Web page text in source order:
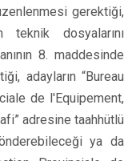
gerektiği,
teknik dosyalarını
8. maddesinde
adayların “Bureau
de l'Equipement,
adresine taahhütlü
ya da